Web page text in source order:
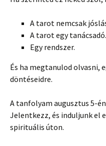
A tarot nemcsak
A tarot egy tanácsadó.
Egy rendszer.
És ha megtanulod olvasni,
döntéseidre.
A tanfolyam augusztus 5-
Jelentkezz, és induljunk el
spirituális úton.